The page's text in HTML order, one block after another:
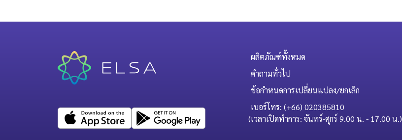
ผลิตภัณฑ์ทั้งหมด
คำถามทั่วไป
ข้อกำหนดการเปลี่ยนแปลง/ยกเลิก
เบอร์โทร: (+66) 020385810
(เวลาเปิดทำการ: จันทร์-ศุกร์ 9.00 น. - 17.00 น.)